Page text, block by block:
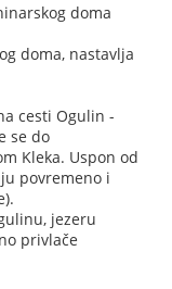
doma
doma, nastavlja
cesti Ogulin -
se do
Kleka. Uspon od
povremeno i
jezeru
privlače